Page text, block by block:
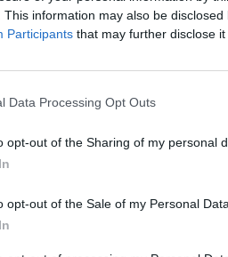
This information may also be
Participants that may further disclose
Data Processing Opt Outs
opt-out of the Sharing of my personal
opt-out of the Sale of my Personal Data.